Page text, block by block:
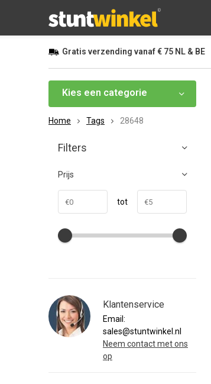
Gratis verzending vanaf€ 75 NL & BE
Kies een categorie
Home Tags 28648
Filters
Prijs
tot
Klantenservice
Email:
sales@stuntwinkel.nl
Neem contact met ons
op